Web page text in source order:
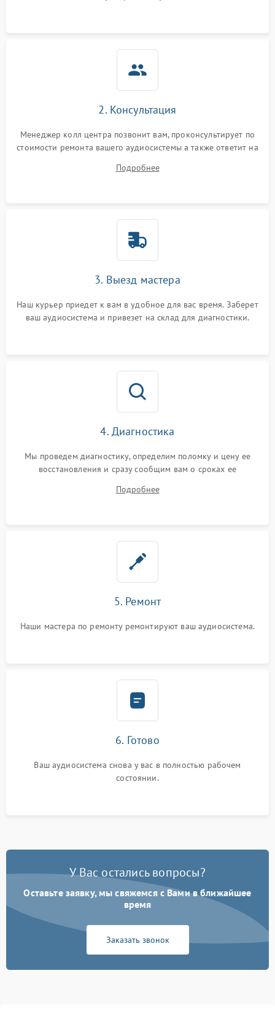
2. Консультация
Менеджер колл центра позвонит вам, проконсультирует по
стоимости ремонта вашего аудиосистемы а также ответит на
Подробнее
3. Выезд мастера
Наш курьер приедет к вам в удобное для вас время. Заберет
ваш аудиосистема и привезет на склад для диагностики.
4. Диагностика
Мы проведем диагностику, определим поломку и цену ее
восстановления и сразу сообщим вам о сроках ее
Подробнее
5. Ремонт
Наши мастера по ремонту ремонтируют ваш аудиосистема.
6. Готово
Ваш аудиосистема снова у вас в полностью рабочем
состоянии.
У Вас остались вопросы?
Оставьте заявку, мы свяжемся с Вами в ближайшее
время
Заказать звонок